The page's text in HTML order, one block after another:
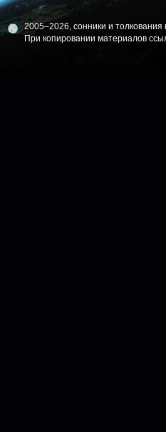
2005–2026, сонники и толкования
При копировании материалов